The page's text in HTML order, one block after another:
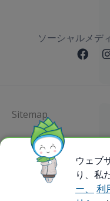
ソーシャルメデ
Sitemap
@ 2023 Bamboo
Reserved.
Business
ウェブ
り、私
ー、
利